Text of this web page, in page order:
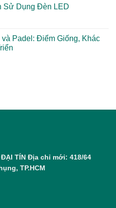
Sử Dụng Đèn LED
Padel: Điểm Giống, Khác
ĐẠI TÍN Địa chỉ mới: 418/64
TP.HCM